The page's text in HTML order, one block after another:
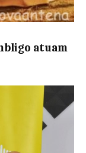
atuam